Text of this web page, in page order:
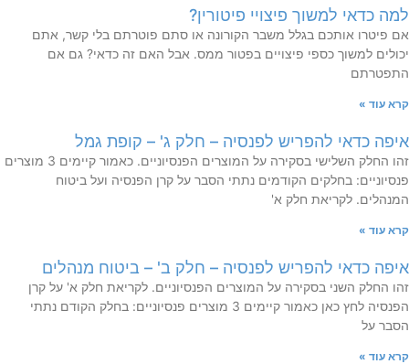
למה כדאי למשוך פיצויי פיטורין?
אם פיטרו אותכם בגלל משבר הקורונה או סתם פוטרתם בלי קשר, אתם
יכולים למשוך כספי פיצויים בפטור ממס. אבל האם זה כדאי? גם אם
התפטרתם
קרא עוד »
איפה כדאי להפריש לפנסיה – חלק ג' – קופת גמל
זהו החלק השלישי בסקירה על המוצרים הפנסיוניים. כאמור קיימים 3 מוצרים
פנסיוניים: בחלקים הקודמים נתתי הסבר על קרן הפנסיה ועל ביטוח
המנהלים. לקריאת חלק א'
קרא עוד »
איפה כדאי להפריש לפנסיה – חלק ב' – ביטוח מנהלים
זהו החלק השני בסקירה על המוצרים הפנסיוניים. לקריאת חלק א' על קרן
הפנסיה לחץ כאן כאמור קיימים 3 מוצרים פנסיוניים: בחלק הקודם נתתי
הסבר על
קרא עוד »